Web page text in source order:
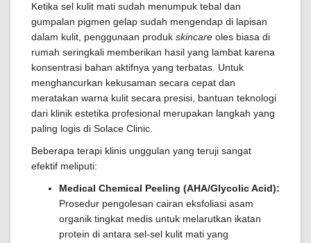
Ketika sel kulit mati sudah menumpuk tebal dan
gumpalan pigmen gelap sudah mengendap di lapisan
dalam kulit, penggunaan produk skincare oles biasa di
rumah seringkali memberikan hasil yang lambat karena
konsentrasi bahan aktifnya yang terbatas. Untuk
menghancurkan kekusaman secara cepat dan
meratakan warna kulit secara presisi, bantuan teknologi
dari klinik estetika profesional merupakan langkah yang
paling logis di Solace Clinic.
Beberapa terapi klinis unggulan yang teruji sangat
efektif meliputi:
Medical Chemical Peeling (AHA/Glycolic Acid):
Prosedur pengolesan cairan eksfoliasi asam
organik tingkat medis untuk melarutkan ikatan
protein di antara sel-sel kulit mati yang